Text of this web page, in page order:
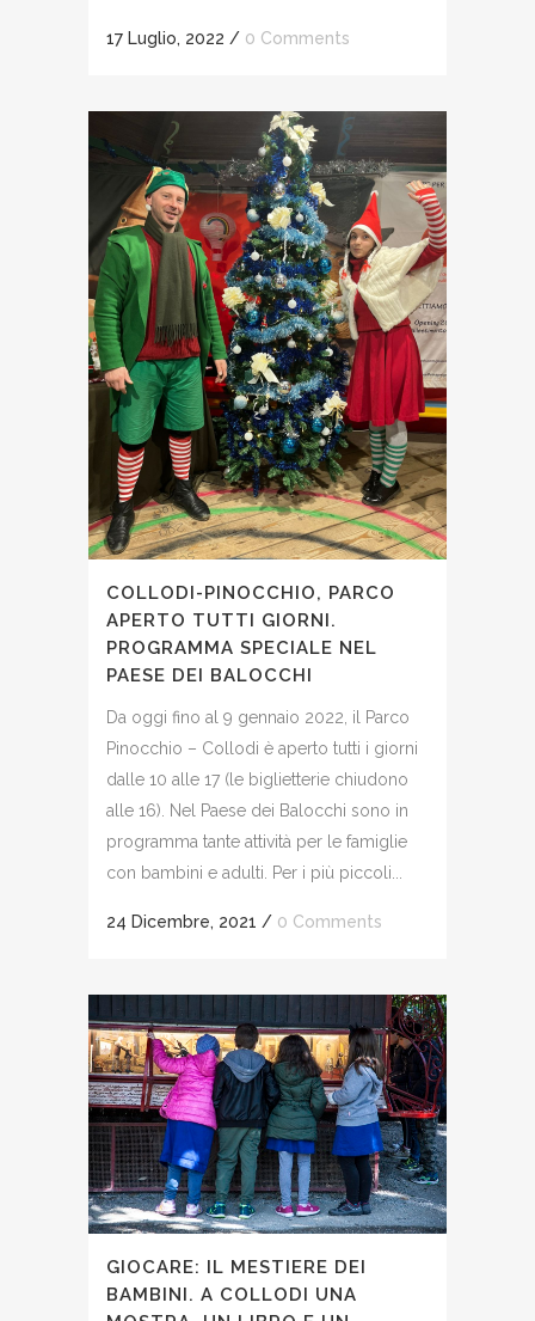
17 Luglio, 2022 / 0 Comments
COLLODI-PINOCCHIO, PARCO
APERTO TUTTI GIORNI.
PROGRAMMA SPECIALE NEL
PAESE DEI BALOCCHI
Da oggi fino al 9 gennaio 2022, il Parco
Pinocchio – Collodi è aperto tutti i giorni
dalle 10 alle 17 (le biglietterie chiudono
alle 16). Nel Paese dei Balocchi sono in
programma tante attività per le famiglie
con bambini e adulti. Per i più piccoli...
24 Dicembre, 2021 / 0 Comments
GIOCARE: IL MESTIERE DEI
BAMBINI. A COLLODI UNA